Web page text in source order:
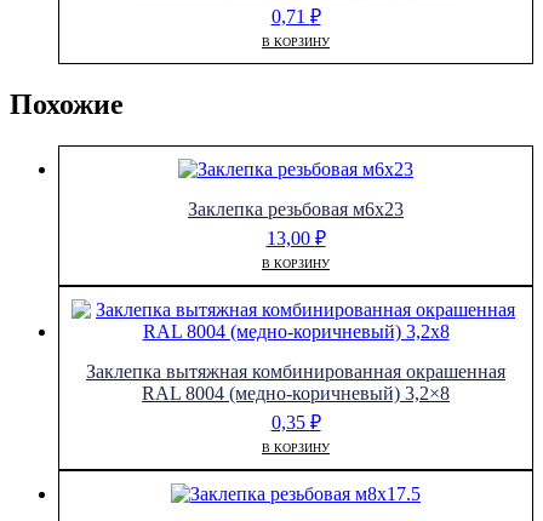
0,71 ₽
В КОРЗИНУ
Похожие
Заклепка резьбовая м6х23
13,00 ₽
В КОРЗИНУ
Заклепка вытяжная комбинированная окрашенная
RAL 8004 (медно-коричневый) 3,2×8
0,35 ₽
В КОРЗИНУ